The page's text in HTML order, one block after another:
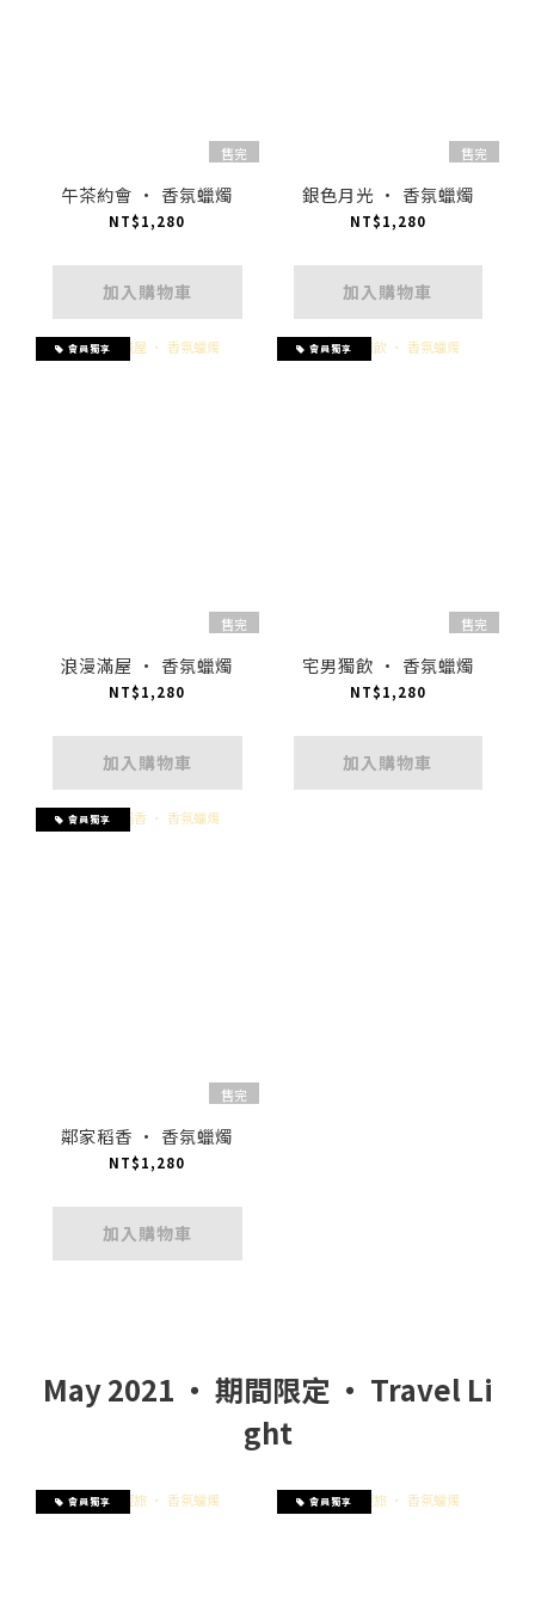
售完
午茶約會 · 香氛蠟燭
NT$1,280
加入購物車
售完
銀色月光 · 香氛蠟燭
NT$1,280
加入購物車
會員獨享
售完
浪漫滿屋 · 香氛蠟燭
NT$1,280
加入購物車
會員獨享
售完
宅男獨飲 · 香氛蠟燭
NT$1,280
加入購物車
會員獨享
售完
鄰家稻香 · 香氛蠟燭
NT$1,280
加入購物車
May 2021 ‧ 期間限定 ‧ Travel Li
ght
會員獨享 會員獨享